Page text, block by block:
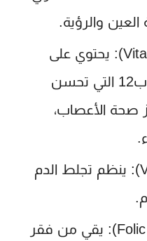
والرؤية.
يحتوي على
فيتامينات ب1، ب3، ب6، ب12 التي تحسن
صحة الأعصاب،
ينظم تجلط الدم
يقي من فقر